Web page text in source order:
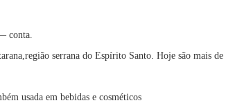
conta.
serrana do Espírito Santo. Hoje são mais de
usada em bebidas e cosméticos